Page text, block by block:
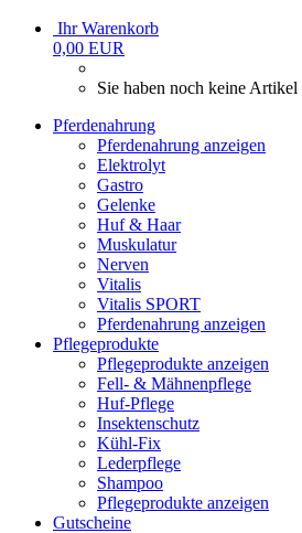
Ihr Warenkorb
0,00 EUR
Sie haben noch keine
Pferdenahrung
Pferdenahrung anzeigen
Elektrolyt
Gastro
Gelenke
Huf & Haar
Muskulatur
Nerven
Vitalis
Vitalis SPORT
Pferdenahrung anzeigen
Pflegeprodukte
Pflegeprodukte anzeigen
Fell- & Mähnenpflege
Huf-Pflege
Insektenschutz
Kühl-Fix
Lederpflege
Shampoo
Pflegeprodukte anzeigen
Gutscheine